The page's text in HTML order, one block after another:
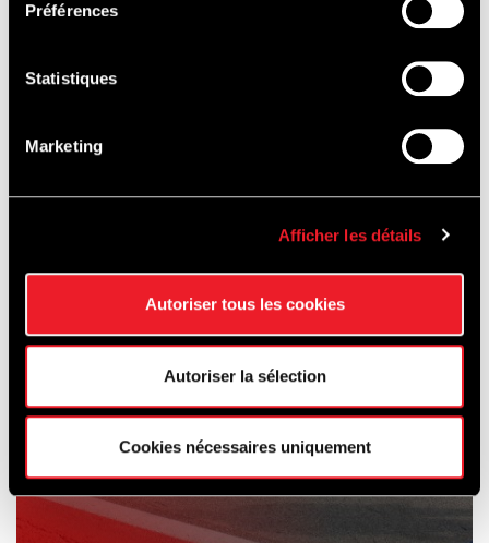
Préférences
Statistiques
Marketing
Afficher les détails
Autoriser tous les cookies
Autoriser la sélection
Cookies nécessaires uniquement
PISTEDOPEN